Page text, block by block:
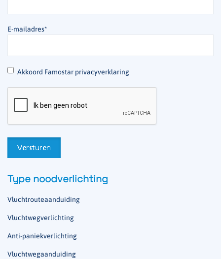
E-mailadres*
* Akkoord Famostar privacyverklaring
Type noodverlichting
Vluchtrouteaanduiding
Vluchtwegverlichting
Anti-paniekverlichting
Vluchtwegaanduiding